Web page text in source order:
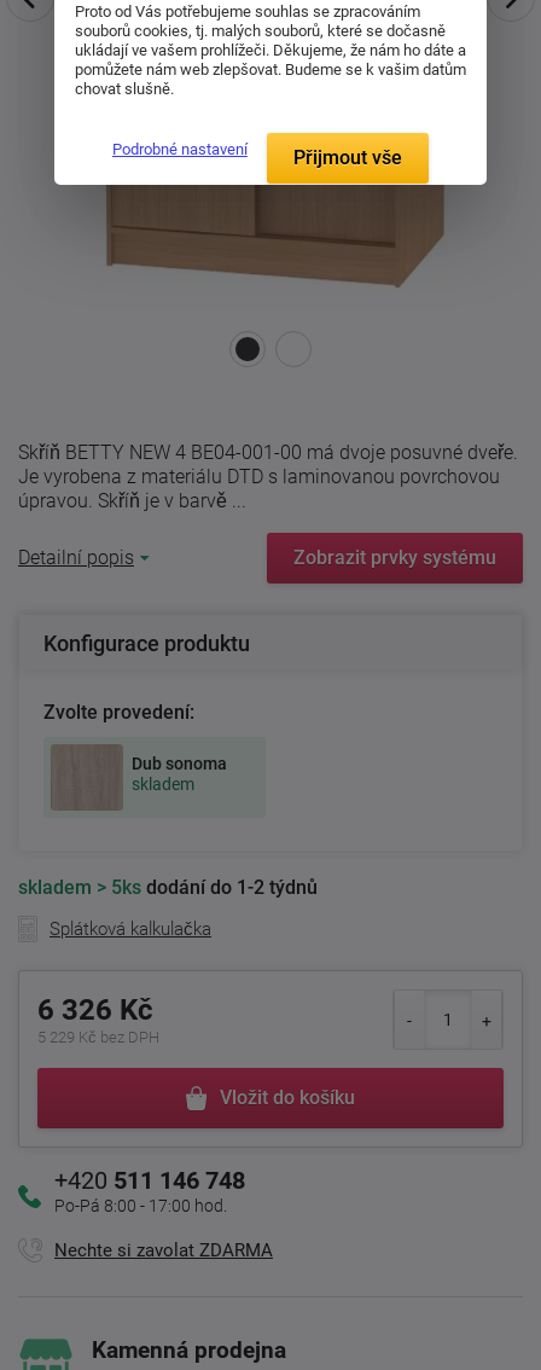
Skříň BETTY NEW 4 BE04-001-00 má dvoje posuvné dveře.
Je vyrobena z materiálu DTD s laminovanou povrchovou
úpravou. Skříň je v barvě ...
Detailní popis Zobrazit prvky systému
Konfigurace produktu
Zvolte provedení:
Dub sonoma
skladem
skladem > 5ks dodání do 1-2 týdnů
Splátková kalkulačka
6 326 Kč
5 229 Kč bez DPH
Vložit do košíku
+420 511 146 748
Po-Pá 8:00 - 17:00 hod.
Nechte si zavolat ZDARMA
Kamenná prodejna
Proto od Vás potřebujeme souhlas se zpracováním
souborů cookies, tj. malých souborů, které se dočasně
ukládají ve vašem prohlížeči. Děkujeme, že nám ho dáte a
pomůžete nám web zlepšovat. Budeme se k vašim datům
chovat slušně.
Podrobné nastavení Přijmout vše